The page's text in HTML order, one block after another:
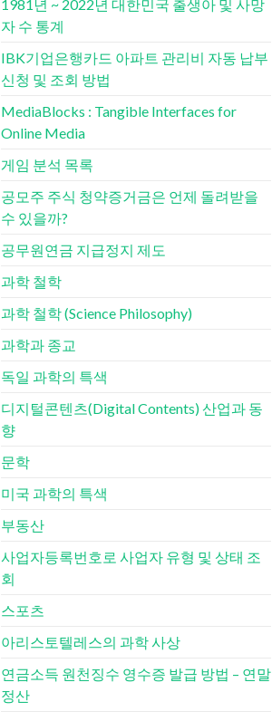
1981년 ~ 2022년 대한민국 출생아 및 사망
자 수 통계
IBK기업은행카드 아파트 관리비 자동 납부
신청 및 조회 방법
MediaBlocks : Tangible Interfaces for
Online Media
게임 분석 목록
공모주 주식 청약증거금은 언제 돌려받을
수 있을까?
공무원연금 지급정지 제도
과학 철학
과학 철학 (Science Philosophy)
과학과 종교
독일 과학의 특색
디지털콘텐츠(Digital Contents) 산업과 동
향
문학
미국 과학의 특색
부동산
사업자등록번호로 사업자 유형 및 상태 조
회
스포츠
아리스토텔레스의 과학 사상
연금소득 원천징수 영수증 발급 방법 – 연말
정산